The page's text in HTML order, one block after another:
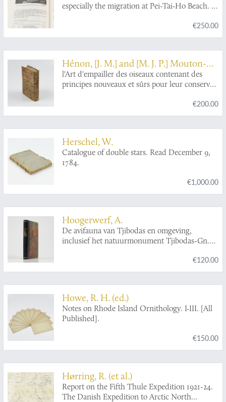
especially the migration at Pei-Tai-Ho Beach. I.
Supplementary additions and corrections
[AND] Foreword. [Complete].
€250.00
Hénon, [J. M.] and [M. J. P.] Mouton-
Fontenille [de la Clotte]
l'Art d'empailler des oiseaux contenant des
principes nouveaux et sûrs pour leur conserver
méthode de les classer d'après le systême de
Linné. Seconde édition, ornée de cinq planches
€200.00
Herschel, W.
Catalogue of double stars. Read December 9,
1784.
€1,000.00
Hoogerwerf, A.
De avifauna van Tjibodas en omgeving,
inclusief het natuurmonument Tjibodas-Gn.
€120.00
Howe, R. H. (ed.)
Notes on Rhode Island Ornithology. I-III. [All
Published].
€150.00
Hørring, R. (et al.)
Report on the Fifth Thule Expedition 1921-24.
The Danish Expedition to Arctic North